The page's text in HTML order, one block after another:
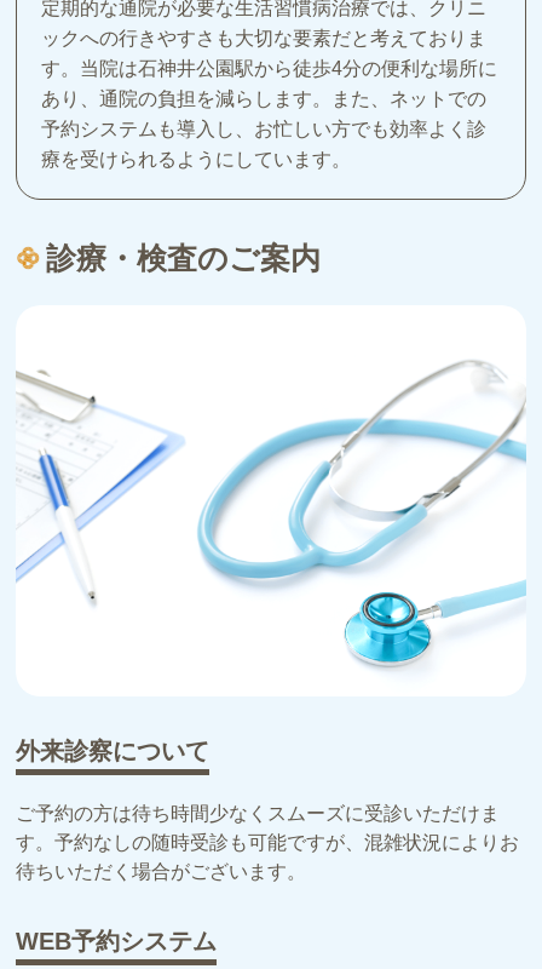
定期的な通院が必要な生活習慣病治療では、クリニ
ックへの行きやすさも大切な要素だと考えておりま
す。当院は石神井公園駅から徒歩4分の便利な場所に
あり、通院の負担を減らします。また、ネットでの
予約システムも導入し、お忙しい方でも効率よく診
療を受けられるようにしています。
診療・検査のご案内
外来診察について
ご予約の方は待ち時間少なくスムーズに受診いただけま
す。予約なしの随時受診も可能ですが、混雑状況によりお
待ちいただく場合がございます。
WEB予約システム